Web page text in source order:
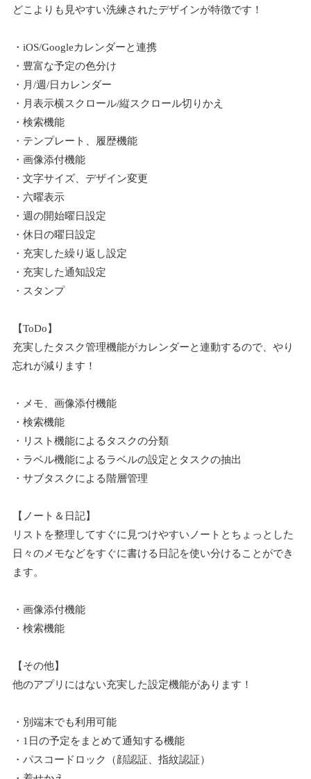
どこよりも見やすい洗練されたデザインが特徴です！
・iOS/Googleカレンダーと連携
・豊富な予定の色分け
・月/週/日カレンダー
・月表示横スクロール/縦スクロール切りかえ
・検索機能
・テンプレート、履歴機能
・画像添付機能
・文字サイズ、デザイン変更
・六曜表示
・週の開始曜日設定
・休日の曜日設定
・充実した繰り返し設定
・充実した通知設定
・スタンプ
【ToDo】
充実したタスク管理機能がカレンダーと連動するので、やり
忘れが減ります！
・メモ、画像添付機能
・検索機能
・リスト機能によるタスクの分類
・ラベル機能によるラベルの設定とタスクの抽出
・サブタスクによる階層管理
【ノート＆日記】
リストを整理してすぐに見つけやすいノートとちょっとした
日々のメモなどをすぐに書ける日記を使い分けることができ
ます。
・画像添付機能
・検索機能
【その他】
他のアプリにはない充実した設定機能があります！
・別端末でも利用可能
・1日の予定をまとめて通知する機能
・パスコードロック（顔認証、指紋認証）